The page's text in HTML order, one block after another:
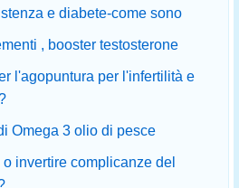
e diabete-come sono
, booster testosterone
l'agopuntura per l'infertilità e
Omega 3 olio di pesce
invertire complicanze del